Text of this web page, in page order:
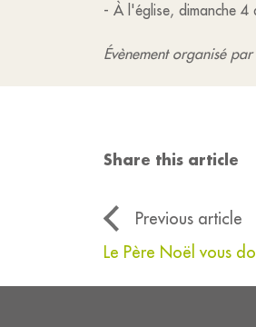
- À l'église, dimanche 4
Évènement organisé
Share this article
Previous article
Le Père Noël vous